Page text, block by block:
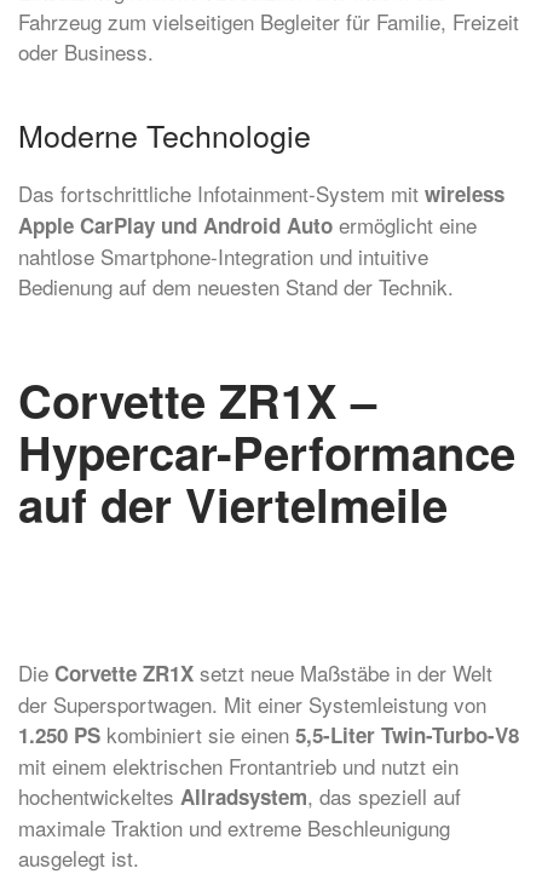
Fahrzeug zum vielseitigen Begleiter für Familie, Freizeit
oder Business.
Moderne Technologie
Das fortschrittliche Infotainment-System mit wireless
Apple CarPlay und Android Auto ermöglicht eine
nahtlose Smartphone-Integration und intuitive
Bedienung auf dem neuesten Stand der Technik.
Corvette ZR1X –
Hypercar-Performance
auf der Viertelmeile
Die Corvette ZR1X setzt neue Maßstäbe in der Welt
der Supersportwagen. Mit einer Systemleistung von
1.250 PS kombiniert sie einen 5,5-Liter Twin-Turbo-V8
mit einem elektrischen Frontantrieb und nutzt ein
hochentwickeltes Allradsystem, das speziell auf
maximale Traktion und extreme Beschleunigung
ausgelegt ist.